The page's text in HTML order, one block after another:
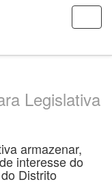
Legislativa
armazenar,
interesse do
Distrito